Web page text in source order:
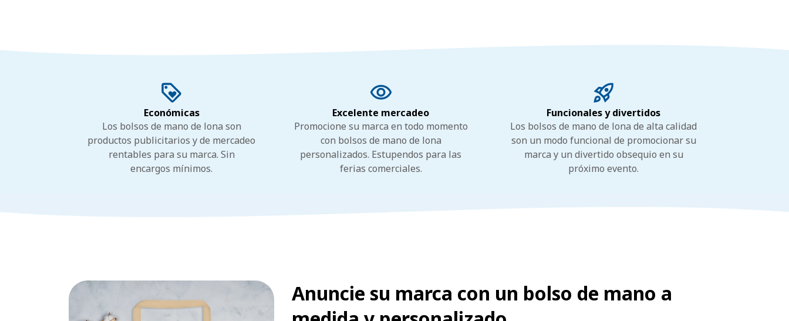
Económicas
Los bolsos de mano de lona son
productos publicitarios y de mercadeo
rentables para su marca. Sin
encargos mínimos.
Excelente mercadeo
Promocione su marca en todo momento
con bolsos de mano de lona
personalizados. Estupendos para las
ferias comerciales.
Funcionales y divertidos
Los bolsos de mano de lona de alta calidad
son un modo funcional de promocionar su
marca y un divertido obsequio en su
próximo evento.
Anuncie su marca con un bolso de mano a